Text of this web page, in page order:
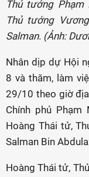
Thủ tướng
Thủ tướng
Salman. (Ảnh:
Nhân dịp dự Hội
8 và thăm, làm
29/10 theo giờ
Chính phủ
Hoàng Thái tử,
Salman Bin
Hoàng Thái tử,